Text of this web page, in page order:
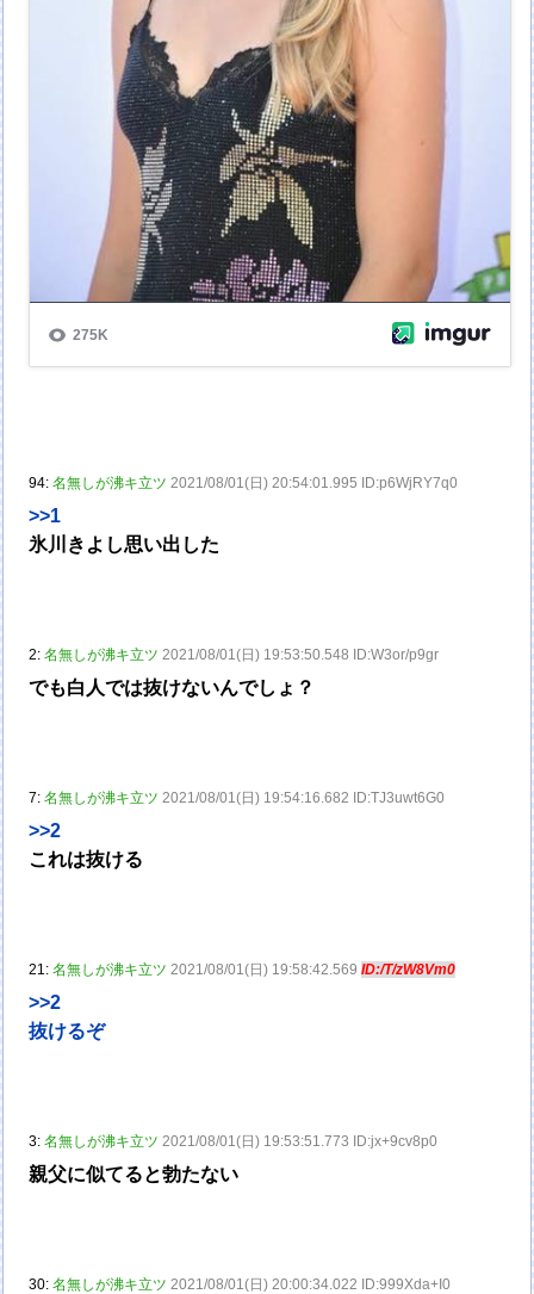
94:名無しが沸キ立ツ 2021/08/01(日) 20:54:01.995 ID:p6WjRY7q0
>>1
氷川きよし思い出した
2:名無しが沸キ立ツ 2021/08/01(日) 19:53:50.548 ID:W3or/p9gr
でも白人では抜けないんでしょ？
7:名無しが沸キ立ツ 2021/08/01(日) 19:54:16.682 ID:TJ3uwt6G0
>>2
これは抜ける
21:名無しが沸キ立ツ 2021/08/01(日) 19:58:42.569ID:/T/zW8Vm0
>>2
抜けるぞ
3:名無しが沸キ立ツ 2021/08/01(日) 19:53:51.773 ID:jx+9cv8p0
親父に似てると勃たない
30:名無しが沸キ立ツ 2021/08/01(日) 20:00:34.022 ID:999Xda+I0